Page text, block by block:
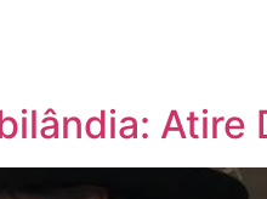
Atire